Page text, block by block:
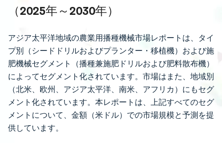
（2025年～2030年）
アジア太平洋地域の農業用播種機械市場レポートは、タイ
プ別（シードドリルおよびプランター・移植機）および施
肥機械セグメント（播種兼施肥ドリルおよび肥料散布機）
によってセグメント化されています。市場はまた、地域別
（北米、欧州、アジア太平洋、南米、アフリカ）にもセグ
メント化されています。本レポートは、上記すべてのセグ
メントについて、金額（米ドル）での市場規模と予測を提
供しています。